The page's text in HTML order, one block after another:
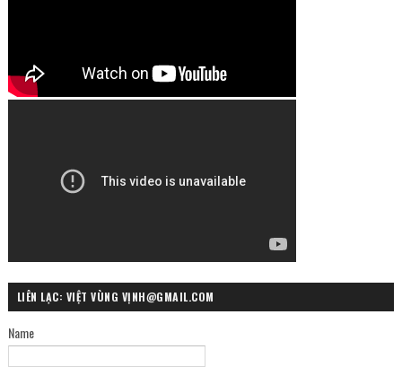
LIÊN LẠC: VIỆT VÙNG VỊNH@GMAIL.COM
Name